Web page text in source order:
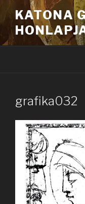
Tartalomhoz
KATONA
grafika032